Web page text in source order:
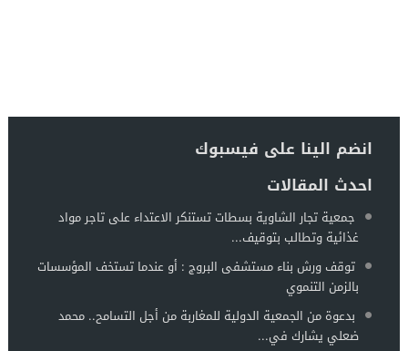
انضم الينا على فيسبوك
احدث المقالات
جمعية تجار الشاوية بسطات تستنكر الاعتداء على تاجر مواد
غذائية وتطالب بتوقيف...
توقف ورش بناء مستشفى البروج : أو عندما تستخف المؤسسات
بالزمن التنموي
بدعوة من الجمعية الدولية للمغاربة من أجل التسامح.. محمد
ضعلي يشارك في...